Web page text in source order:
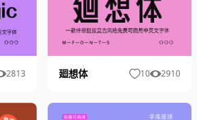
2813 廻想体 10 2910